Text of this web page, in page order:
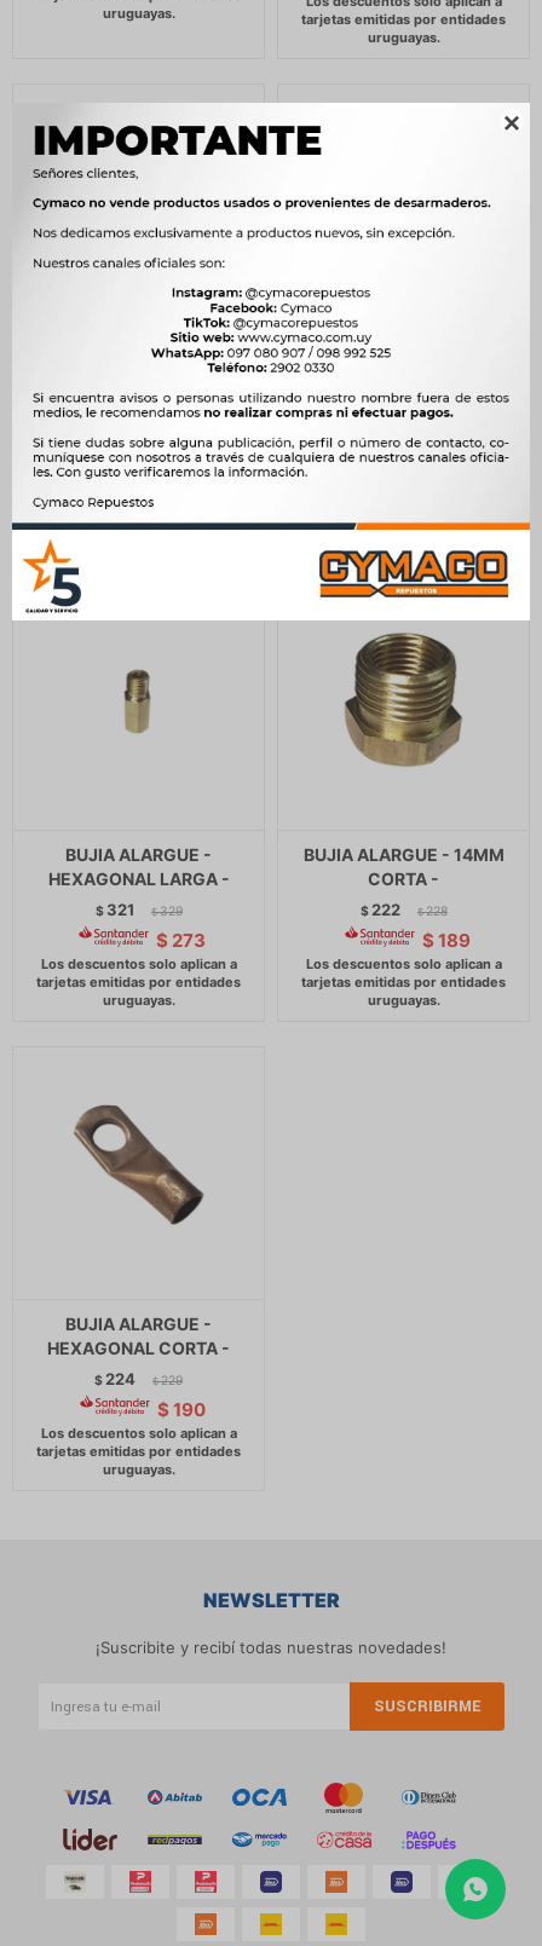

BUJIA ALARGUE - 14MM
$244 $ 250
$ 207
BUJIA ALARGUE
CONICO CHEVETTE -
$267 $ 273
BUJIA ALARGUE -
HEXAGONAL LARGA -
$ 321 $ 329
$ 273
BUJIA ALARGUE - 14MM
CORTA -
$ 222 $ 228
$ 189
BUJIA ALARGUE -
HEXAGONAL CORTA -
$ 224 $ 229
$ 190
NEWSLETTER
¡Suscribite y recibí todas nuestras novedades!
SUSCRIBIRME